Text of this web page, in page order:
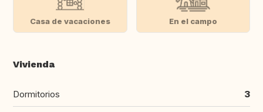
Casa de vacaciones En el campo
Vivienda
Dormitorios 3